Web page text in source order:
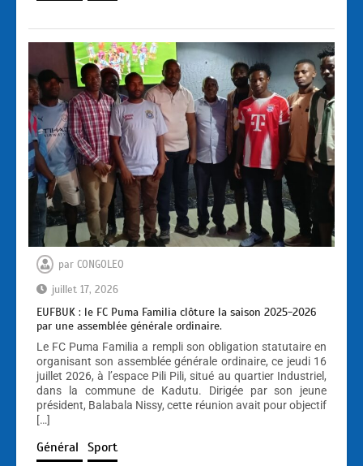
par CONGOLEO
juillet 17, 2026
EUFBUK : le FC Puma Familia clôture la saison 2025-2026
par une assemblée générale ordinaire.
Le FC Puma Familia a rempli son obligation statutaire en
organisant son assemblée générale ordinaire, ce jeudi 16
juillet 2026, à l’espace Pili Pili, situé au quartier Industriel,
dans la commune de Kadutu. Dirigée par son jeune
président, Balabala Nissy, cette réunion avait pour objectif
[…]
Général Sport